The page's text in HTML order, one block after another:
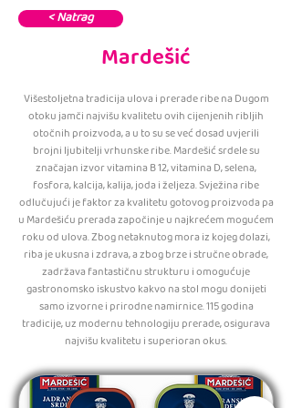
< Natrag
Mardešić
Višestoljetna tradicija ulova i prerade ribe na Dugom
otoku jamči najvišu kvalitetu ovih cijenjenih ribljih
otočnih proizvoda, a u to su se već dosad uvjerili
brojni ljubitelji vrhunske ribe. Mardešić srdele su
značajan izvor vitamina B 12, vitamina D, selena,
fosfora, kalcija, kalija, joda i željeza. Svježina ribe
odlučujući je faktor za kvalitetu gotovog proizvoda pa
u Mardešiću prerada započinje u najkrećem mogućem
roku od ulova. Zbog netaknutog mora iz kojeg dolazi,
riba je ukusna i zdrava, a zbog brze i stručne obrade,
zadržava fantastičnu strukturu i omogućuje
gastronomsko iskustvo kakvo na stol mogu donijeti
samo izvorne i prirodne namirnice. 115 godina
tradicije, uz modernu tehnologiju prerade, osigurava
najvišu kvalitetu i superioran okus.